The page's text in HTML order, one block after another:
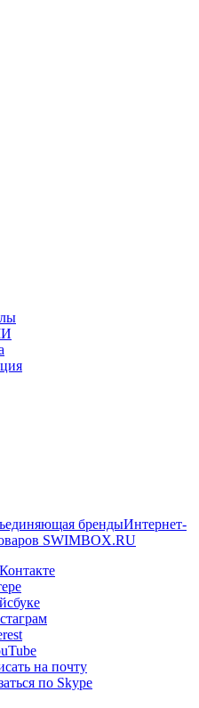
Интернет-
SWIMBOX.RU
на почту
по Skype